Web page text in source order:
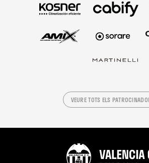
VEURE TOTS ELS